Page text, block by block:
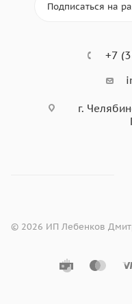
Подписаться на
+7
г.
© 2026 ИП Лебенков